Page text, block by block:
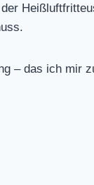
– das ich mir